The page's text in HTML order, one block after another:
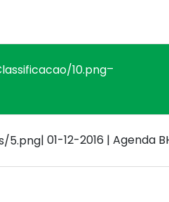
–
| 01-12-2016 | Agenda